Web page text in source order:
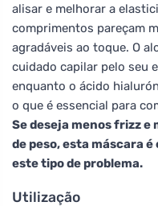
alisar e melhorar a
comprimentos pareçam
agradáveis ao toque. O
cuidado capilar pelo seu
enquanto o ácido
o que é essencial para
Se deseja menos frizz e
de peso, esta máscara
este tipo de problema.
Utilização